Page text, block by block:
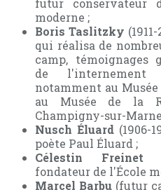
futur conservateur
moderne ;
Boris Taslitzky
qui réalisa de
camp, témoignages
de l'internement
notamment au
au Musée de la
Champigny-sur-
Nusch Éluard (1906-
poète Paul Éluard ;
Célestin Freinet
fondateur de l'École
Marcel Barbu(futur